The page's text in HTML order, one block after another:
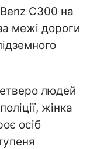
C300 на
межі дороги
людей
жінка
осіб